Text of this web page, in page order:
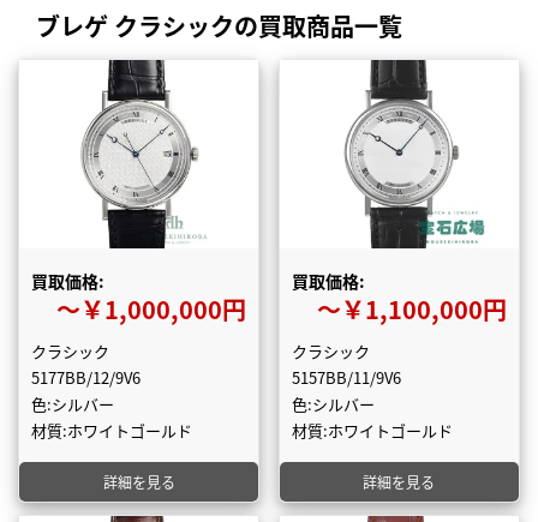
ブレゲ クラシックの買取商品一覧
買取価格:
〜￥1,000,000円
クラシック
5177BB/12/9V6
色:シルバー
材質:ホワイトゴールド
詳細を見る
買取価格:
〜￥1,100,000円
クラシック
5157BB/11/9V6
色:シルバー
材質:ホワイトゴールド
詳細を見る